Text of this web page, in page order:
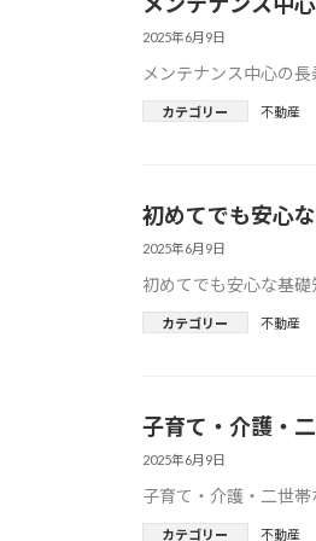
2025年6月9日
メンテナンス中心の
カテゴリー 不動産
初めてでも安心
2025年6月9日
初めてでも安心な基
カテゴリー 不動産
子育て・介護・
2025年6月9日
子育て・介護・二世
カテゴリー 不動産